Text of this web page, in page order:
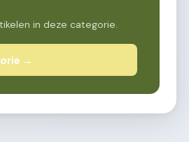
in deze categorie.
→